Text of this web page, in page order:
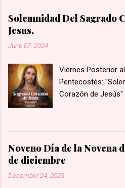
Solemnidad Del Sagrado
Jesus,
June 07, 2024
Viernes Posterior
Pentecostés:
Corazón de Jesús"
su Corazón a
Alacoque. Su
llamas de amor,
herida abierta de
Margarita escuchó
Noveno Día de la Novena
de diciembre
December 24, 2023